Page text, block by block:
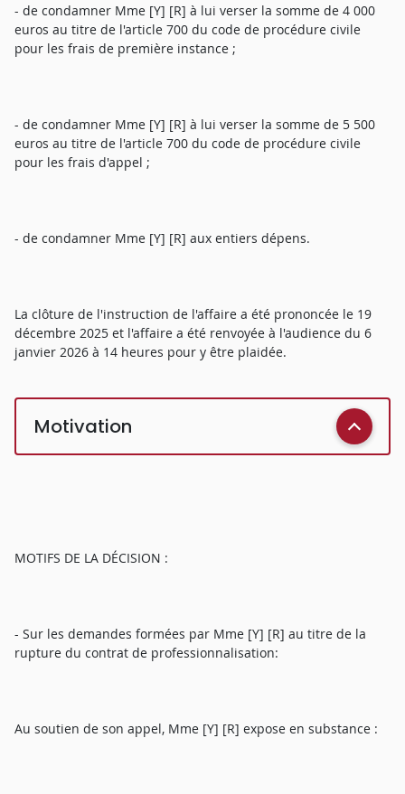
- de condamner Mme [Y] [R] à lui verser la somme de 4 000
euros au titre de l'article 700 du code de procédure civile
pour les frais de première instance ;
- de condamner Mme [Y] [R] à lui verser la somme de 5 500
euros au titre de l'article 700 du code de procédure civile
pour les frais d'appel ;
- de condamner Mme [Y] [R] aux entiers dépens.
La clôture de l'instruction de l'affaire a été prononcée le 19
décembre 2025 et l'affaire a été renvoyée à l'audience du 6
janvier 2026 à 14 heures pour y être plaidée.
Motivation
MOTIFS DE LA DÉCISION :
- Sur les demandes formées par Mme [Y] [R] au titre de la
rupture du contrat de professionnalisation:
Au soutien de son appel, Mme [Y] [R] expose en substance :